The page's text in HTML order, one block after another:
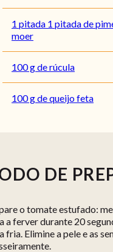
1 pitada 1 pitada de
moer
100 g de rúcula
100 g de queijo feta
DE
o tomate estufado:
a ferver durante 20
fria. Elimine a pele e as